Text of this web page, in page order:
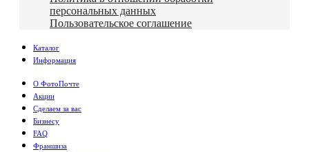
персональных данных
Пользовательское соглашение
Каталог
Информация
О ФотоПочте
Акции
Сделаем за вас
Бизнесу
FAQ
Франшиза